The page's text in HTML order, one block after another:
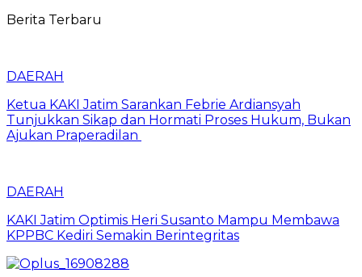
Berita Terbaru
DAERAH
Ketua KAKI Jatim Sarankan Febrie Ardiansyah
Tunjukkan Sikap dan Hormati Proses Hukum, Bukan
Ajukan Praperadilan
DAERAH
KAKI Jatim Optimis Heri Susanto Mampu Membawa
KPPBC Kediri Semakin Berintegritas